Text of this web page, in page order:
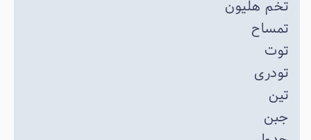
تخم هلیون
تمساح
توت
تودری
تین
جبن